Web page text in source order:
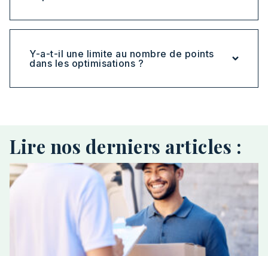
Y-a-t-il une limite au nombre de points
dans les optimisations ?
Lire nos derniers articles :